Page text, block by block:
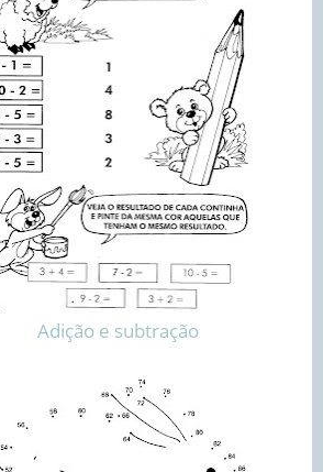
Adição e subtração